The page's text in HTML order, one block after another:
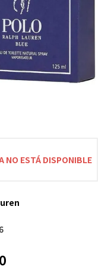
NO ESTÁ DISPONIBLE